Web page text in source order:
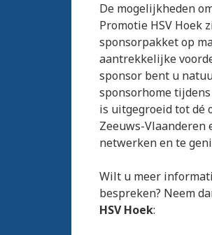
De mogelijkheden
Promotie HSV Hoek
sponsorpakket op
aantrekkelijke
sponsor bent u
sponsorhome
is uitgegroeid tot dé
Zeeuws-Vlaanderen
netwerken en te
Wilt u meer
bespreken? Neem
HSV Hoek: